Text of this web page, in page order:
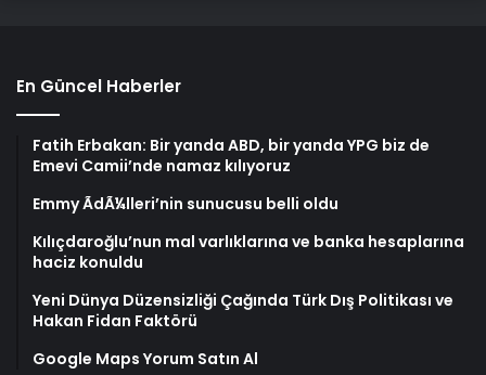
En Güncel Haberler
Fatih Erbakan: Bir yanda ABD, bir yanda YPG biz de
Emevi Camii’nde namaz kılıyoruz
Emmy ÃdÃ¼lleri’nin sunucusu belli oldu
Kılıçdaroğlu’nun mal varlıklarına ve banka hesaplarına
haciz konuldu
Yeni Dünya Düzensizliği Çağında Türk Dış Politikası ve
Hakan Fidan Faktörü
Google Maps Yorum Satın Al